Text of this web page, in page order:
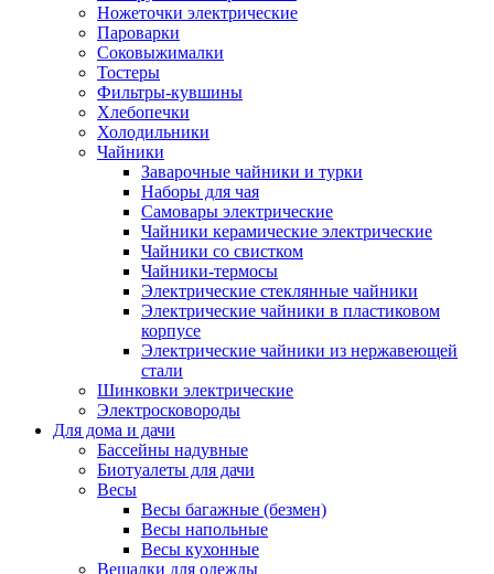
Ножеточки электрические
Пароварки
Соковыжималки
Тостеры
Фильтры-кувшины
Хлебопечки
Холодильники
Чайники
Заварочные чайники и турки
Наборы для чая
Самовары электрические
Чайники керамические электрические
Чайники со свистком
Чайники-термосы
Электрические стеклянные чайники
Электрические чайники в пластиковом
корпусе
Электрические чайники из нержавеющей
стали
Шинковки электрические
Электросковороды
Для дома и дачи
Бассейны надувные
Биотуалеты для дачи
Весы
Весы багажные (безмен)
Весы напольные
Весы кухонные
Вешалки для одежды